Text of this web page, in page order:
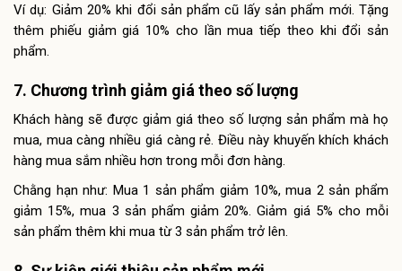
Ví dụ: Giảm 20% khi đổi sản phẩm cũ lấy sản phẩm mới. Tặng
thêm phiếu giảm giá 10% cho lần mua tiếp theo khi đổi sản
phẩm.
7. Chương trình giảm giá theo số lượng
Khách hàng sẽ được giảm giá theo số lượng sản phẩm mà họ
mua, mua càng nhiều giá càng rẻ. Điều này khuyến khích khách
hàng mua sắm nhiều hơn trong mỗi đơn hàng.
Chằng hạn như: Mua 1 sản phẩm giảm 10%, mua 2 sản phẩm
giảm 15%, mua 3 sản phẩm giảm 20%. Giảm giá 5% cho mỗi
sản phẩm thêm khi mua từ 3 sản phẩm trở lên.